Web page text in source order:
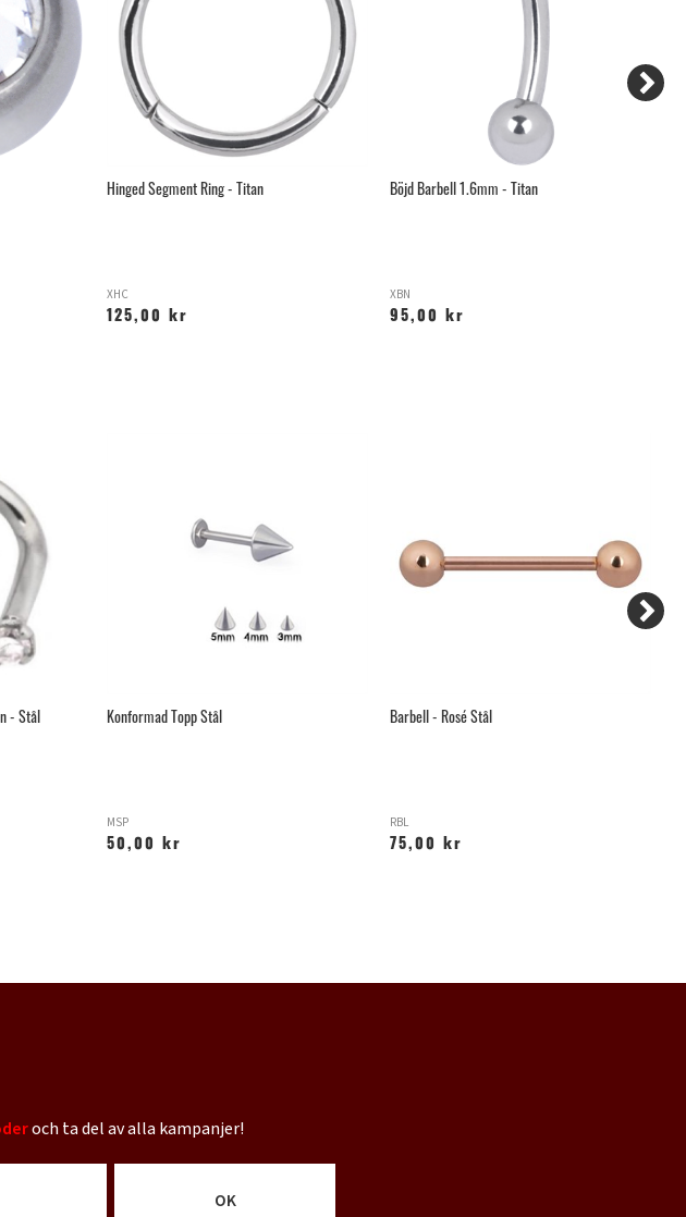
Hinged Segment Ring - Titan
XHC
125,00 kr
Böjd Barbell 1.6mm - Titan
XBN
95,00 kr
- Stål Konformad Topp Stål
MSP
50,00 kr
Barbell - Rosé Stål
RBL
75,00 kr
och ta del av alla kampanjer!
OK